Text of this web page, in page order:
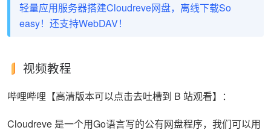
轻量应用服务器搭建Cloudreve网盘，离线下载So
easy！还支持WebDAV！
视频教程
哔哩哔哩【高清版本可以点击去吐槽到 B 站观看】：
Cloudreve 是一个用Go语言写的公有网盘程序，我们可以用